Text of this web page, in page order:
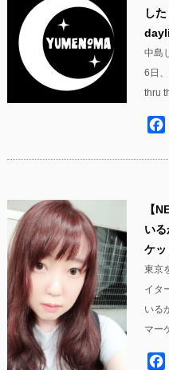
し
中島
6日
thru
【
い
ケッ
東京
イタ
いる
マー